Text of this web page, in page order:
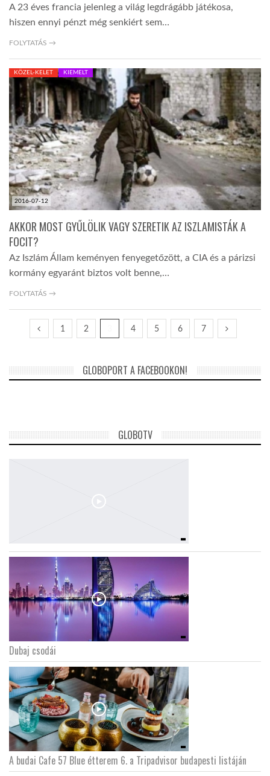
A 23 éves francia jelenleg a világ legdrágább játékosa,
hiszen ennyi pénzt még senkiért sem…
FOLYTATÁS →
2016-07-12
KÖZEL-KELET KIEMELT
AKKOR MOST GYŰLÖLIK VAGY SZERETIK AZ ISZLAMISTÁK A
FOCIT?
Az Iszlám Állam keményen fenyegetőzött, a CIA és a párizsi
kormány egyaránt biztos volt benne,…
FOLYTATÁS →
1 2 4 5 6 7
GLOBOPORT A FACEBOOKON!
GLOBOTV
Dubaj csodái
A budai Cafe 57 Blue étterem 6. a Tripadvisor budapesti listáján